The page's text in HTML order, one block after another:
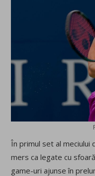
În primul set al meciului
mers ca legate cu
game-uri ajunse în